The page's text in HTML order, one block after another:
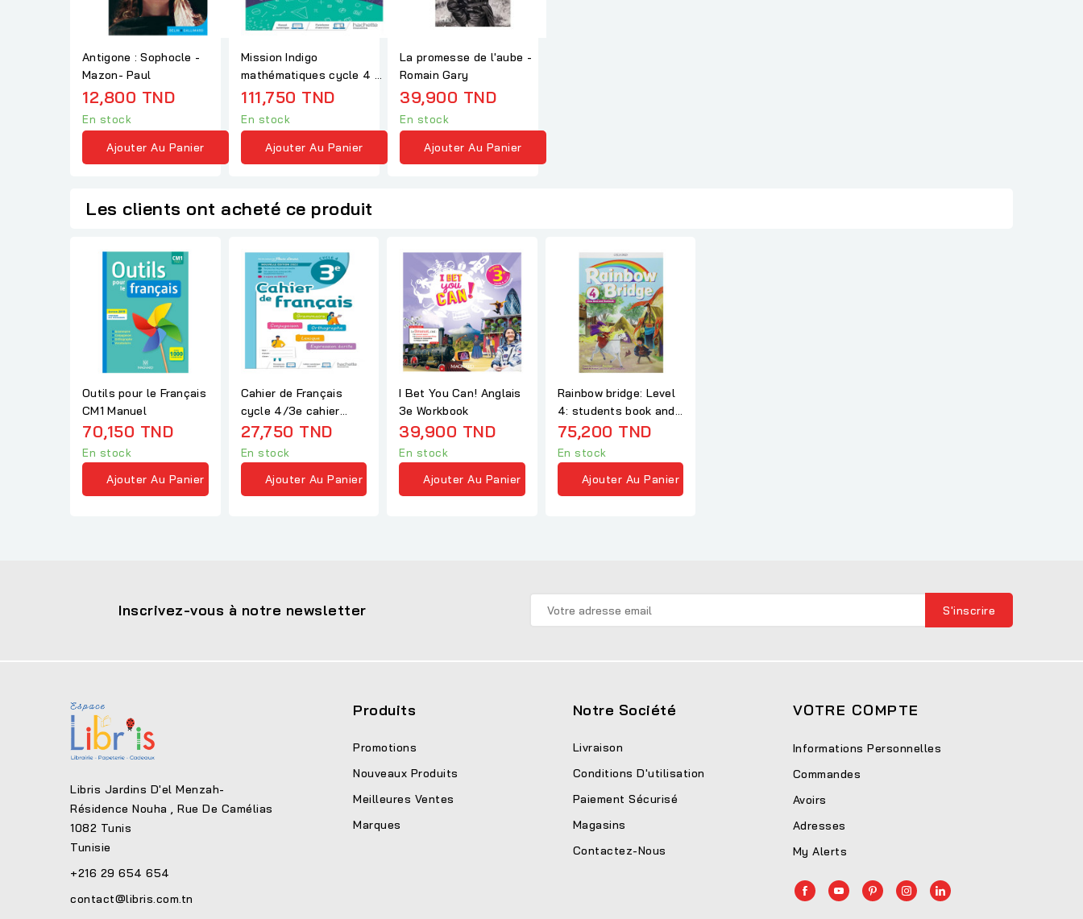
Antigone : Sophocle -
Mazon- Paul
12,800 TND
En stock
Ajouter Au Panier
Mission Indigo
mathématiques cycle 4 /
3ème livre élève
111,750 TND
En stock
Ajouter Au Panier
La promesse de l'aube -
Romain Gary
39,900 TND
En stock
Ajouter Au Panier
Les clients ont acheté ce produit
Outils pour le Français
CM1 Manuel
70,150 TND
En stock
Ajouter Au Panier
Cahier de Français
cycle 4/3e cahier
d'activités
27,750 TND
En stock
Ajouter Au Panier
I Bet You Can! Anglais
3e Workbook
39,900 TND
En stock
Ajouter Au Panier
Rainbow bridge: Level
4: students book and
workbook
75,200 TND
En stock
Ajouter Au Panier
Inscrivez-vous à notre newsletter
Libris Jardins D'el Menzah-
Résidence Nouha , Rue De Camélias
1082 Tunis
Tunisie
+216 29 654 654
contact@libris.com.tn
Produits
Promotions
Nouveaux Produits
Meilleures Ventes
Marques
Notre Société
Livraison
Conditions D'utilisation
Paiement Sécurisé
Magasins
Contactez-Nous
VOTRE COMPTE
Informations Personnelles
Commandes
Avoirs
Adresses
My Alerts